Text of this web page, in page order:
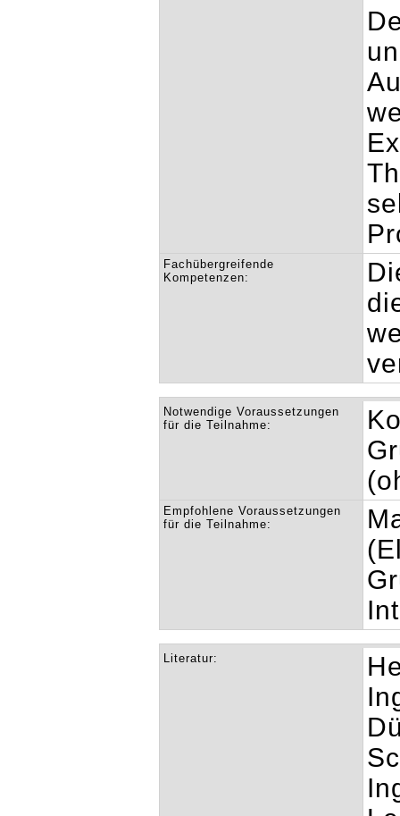
Fachübergreifende
Kompetenzen:
Notwendige Voraussetzungen
für die Teilnahme:
Empfohlene Voraussetzungen
für die Teilnahme:
Literatur: